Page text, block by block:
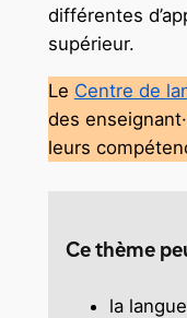
différentes
supérieur.
Le Centre de
des
leurs
Ce thème
la